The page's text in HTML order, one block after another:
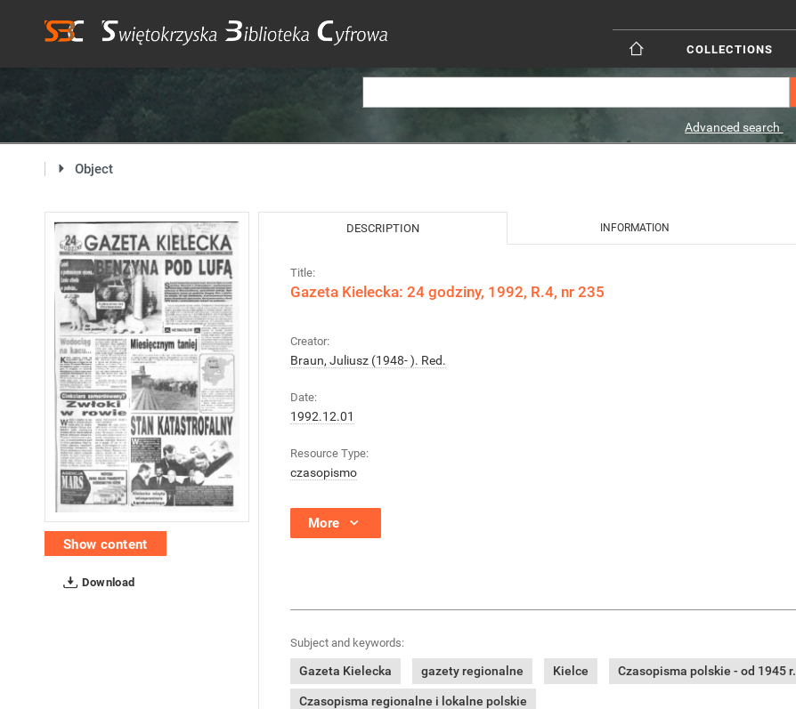
COLLECTIONS
Advanced search
Object
Show content
Download
DESCRIPTION INFORMATION
Title:
Gazeta Kielecka: 24 godziny, 1992, R.4, nr 235
Creator:
Braun, Juliusz (1948- ). Red.
Date:
1992.12.01
Resource Type:
czasopismo
More
Subject and keywords:
Gazeta Kielecka gazety regionalne Kielce Czasopisma polskie - od 1945 r.
Czasopisma regionalne i lokalne polskie